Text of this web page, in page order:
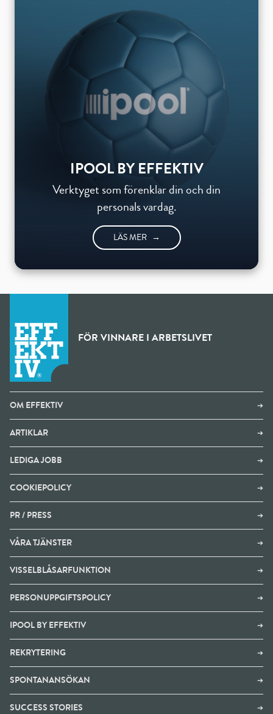
IPOOL BY EFFEKTIV
Verktyget som förenklar din och din
personals vardag.
LÄS MER →
FÖR VINNARE I ARBETSLIVET
OM EFFEKTIV ➔
ARTIKLAR ➔
LEDIGA JOBB ➔
COOKIEPOLICY ➔
PR / PRESS ➔
VÅRA TJÄNSTER ➔
VISSELBLÅSARFUNKTION ➔
PERSONUPPGIFTSPOLICY ➔
IPOOL BY EFFEKTIV ➔
REKRYTERING ➔
SPONTANANSÖKAN ➔
SUCCESS STORIES ➔